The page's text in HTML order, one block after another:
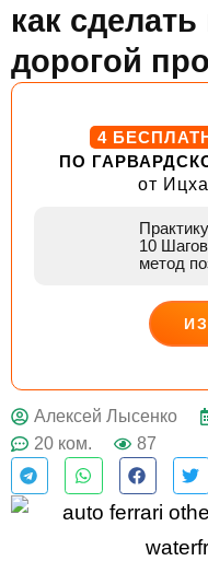
как
дорогой
4
ПО
от
10
метод
ДЕЙСТВУЙ
Алексей Лысенко
20 ком.
87